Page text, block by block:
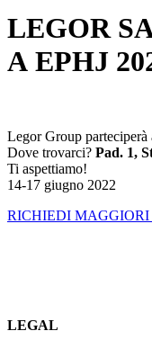
LEGOR
A EPHJ
Legor Group
Dove trovarci? Pad. 1,
Ti aspettiamo!
14-17 giugno 2022
RICHIEDI
LEGAL